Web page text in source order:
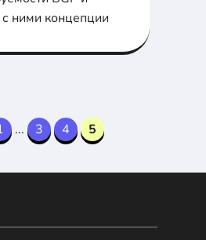
ними концепции
... 3 4 5